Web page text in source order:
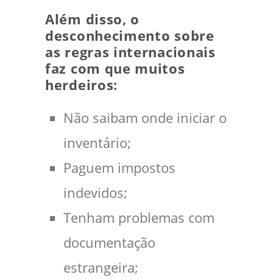
Além disso, o
desconhecimento sobre
as regras internacionais
faz com que muitos
herdeiros:
Não saibam onde iniciar o
inventário;
Paguem impostos
indevidos;
Tenham problemas com
documentação
estrangeira;